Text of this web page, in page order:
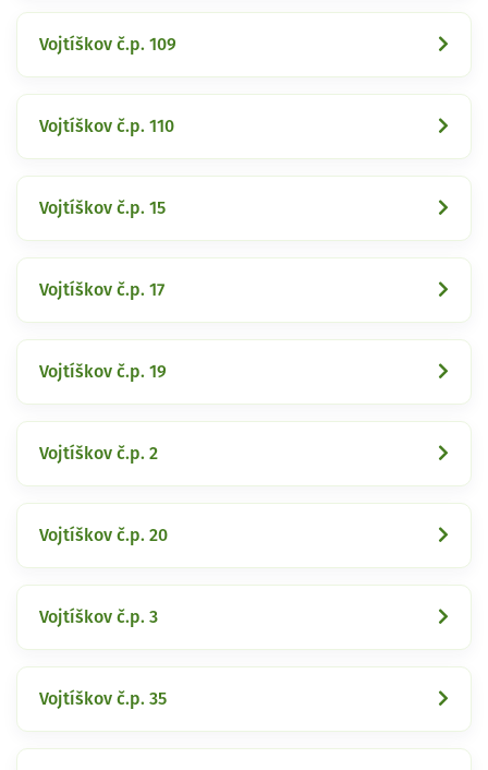
Vojtíškov č.p. 109
Vojtíškov č.p. 110
Vojtíškov č.p. 15
Vojtíškov č.p. 17
Vojtíškov č.p. 19
Vojtíškov č.p. 2
Vojtíškov č.p. 20
Vojtíškov č.p. 3
Vojtíškov č.p. 35